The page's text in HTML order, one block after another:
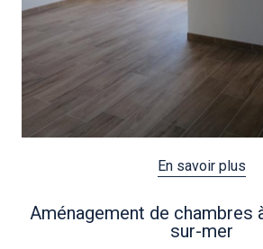
En savoir plus
Aménagement de chambres
sur-mer